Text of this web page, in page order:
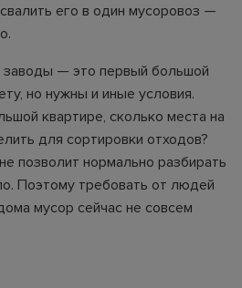
его в один мусоровоз —
— это первый большой
но нужны и иные условия.
квартире, сколько места на
для сортировки отходов?
позволит нормально разбирать
Поэтому требовать от людей
мусор сейчас не совсем